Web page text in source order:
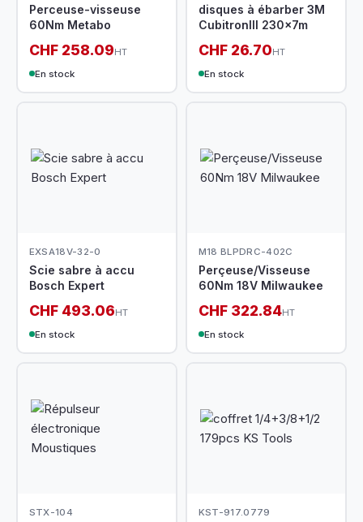
Perceuse-visseuse
60Nm Metabo
CHF 258.09HT
En stock
disques à ébarber 3M
CubitronIII 230x7m
CHF 26.70HT
En stock
EXSA18V-32-0
Scie sabre à accu
Bosch Expert
CHF 493.06HT
En stock
M18 BLPDRC-402C
Perçeuse/Visseuse
60Nm 18V Milwaukee
CHF 322.84HT
En stock
STX-104 KST-917.0779